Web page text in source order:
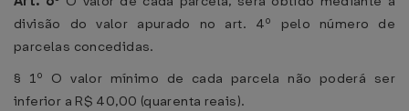
divisão do valor apurado no art. 4º pelo número de
parcelas concedidas.
§ 1º O valor mínimo de cada parcela não poderá ser
inferior a R$ 40,00 (quarenta reais).